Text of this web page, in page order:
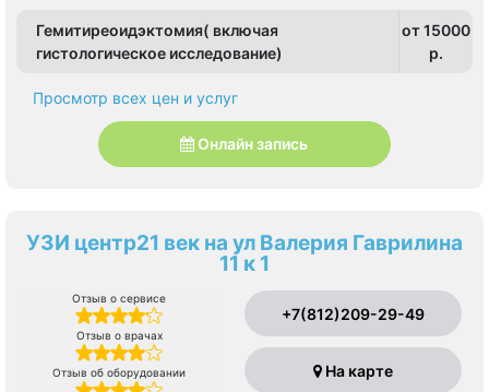
Гемитиреоидэктомия( включая
гистологическое исследование)
от 15000
p.
Просмотр всех цен и услуг
Онлайн запись
УЗИ центр21 век на ул Валерия Гаврилина
11 к 1
Отзыв о сервисе
Отзыв о врачах
Отзыв об оборудовании
+7(812)209-29-49
На карте